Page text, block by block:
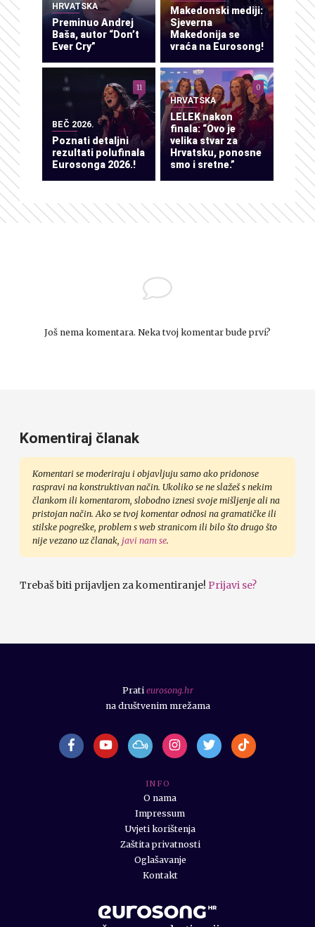
HRVATSKA
Preminuo Andrej
Baša, autor “Don’t
Ever Cry”
Makedonski mediji:
Sjeverna
Makedonija se
vraća na Eurosong!
BEČ 2026.
Poznati detaljni
rezultati polufinala
Eurosonga 2026.!
11
HRVATSKA
LELEK nakon
finala: “Ovo je
velika stvar za
Hrvatsku, ponosne
smo i sretne.”
0
Još nema komentara. Neka tvoj komentar bude prvi?
Komentiraj članak
Komentari se moderiraju i objavljuju samo ako pridonose
raspravi na konstruktivan način. Ukoliko se ne slažeš s nekim
člankom ili komentarom, slobodno iznesi svoje mišljenje ali na
pristojan način. Ako se tvoj komentar odnosi na gramatičke ili
stilske pogreške, problem s web stranicom ili bilo što drugo što
nije vezano uz članak, javi nam se.
Trebaš biti prijavljen za komentiranje! Prijavi se?
I N F O
O nama
Impressum
Uvjeti korištenja
Zaštita privatnosti
Oglašavanje
Kontakt
Prati eurosong.hr
na društvenim mrežama